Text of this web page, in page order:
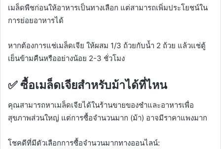
เมล็ดพืชก่อนให้อาหารเป็นทางเลือก แต่สามารถเพิ่มประโยชน์ใน
การย่อยอาหารได้
หากต้องการแช่เมล็ดเจีย ให้ผสม 1/3 ถ้วยกับน้ำ 2 ถ้วย แล้วแช่ตู้
เย็นข้ามคืนหรืออย่างน้อย 2-3 ชั่วโมง
✅ซื้อเมล็ดเจียสำหรับม้าได้ที่ไหน
คุณสามารถหาเมล็ดเจียได้ในร้านขายของชำและอาหารเพื่อ
สุขภาพส่วนใหญ่ แต่การซื้อจำนวนมาก (ม้า) อาจมีราคาแพงมาก
โชคดีที่มีตัวเลือกการซื้อจำนวนมากทางออนไลน์: